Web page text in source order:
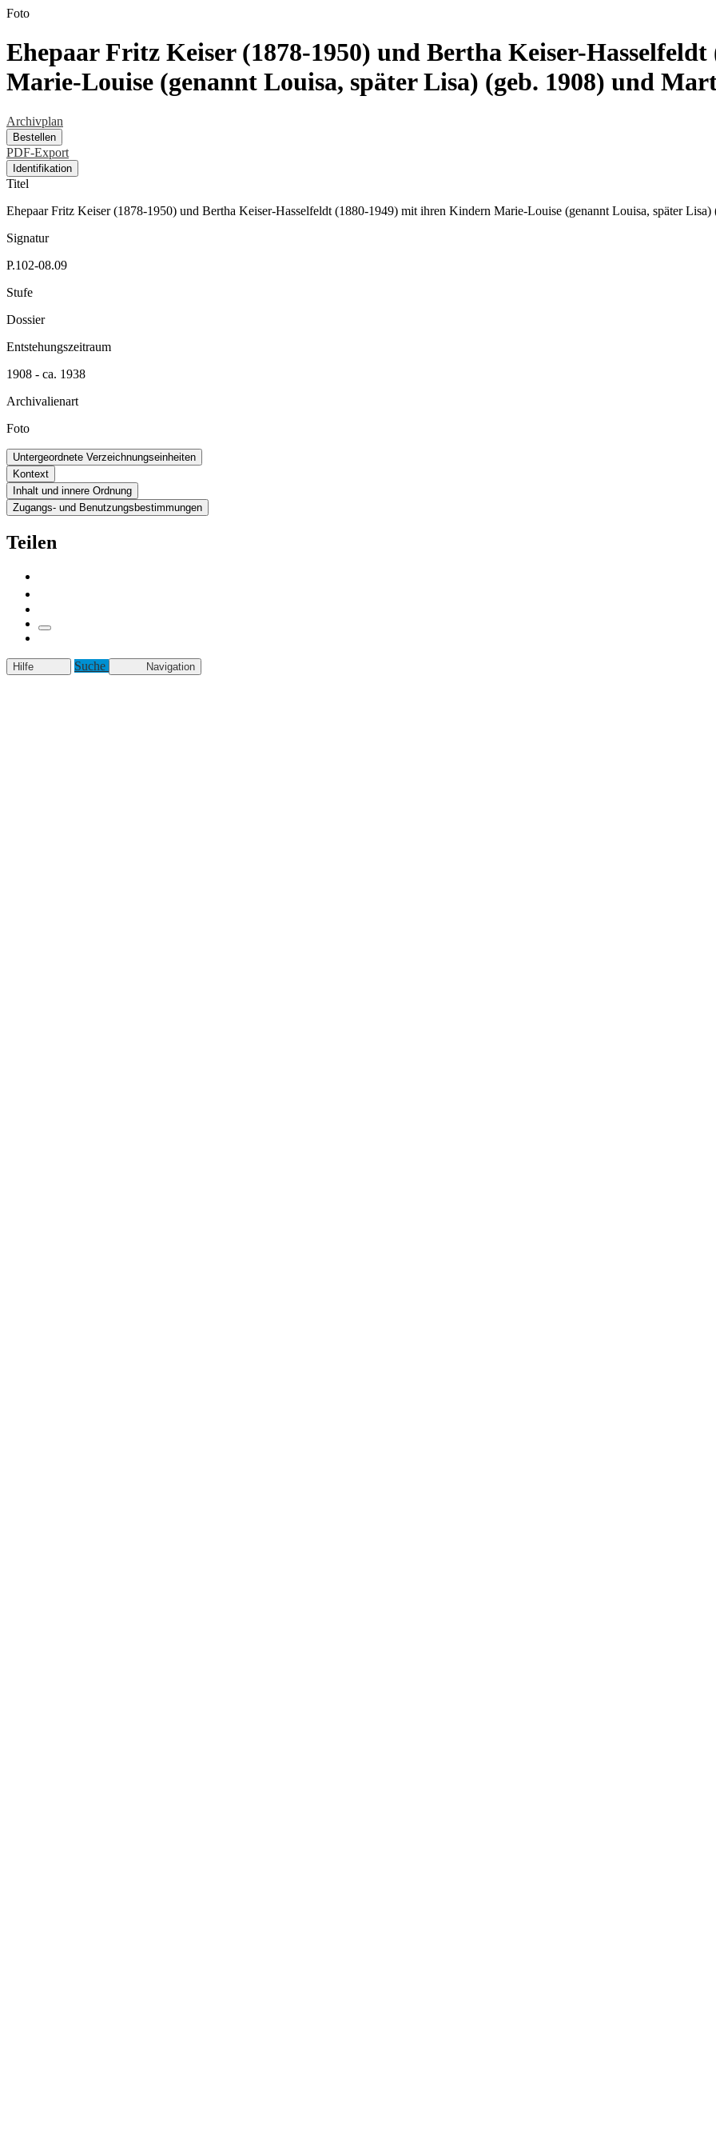
Foto
Ehepaar Fritz Keiser (1878-1950) und Bertha Keiser-
Marie-Louise (genannt Louisa, später Lisa) (geb. 1908) und
Archivplan
Bestellen
PDF-Export
Identifikation
Titel
Ehepaar Fritz Keiser (1878-1950) und Bertha Keiser-Hasselfeldt (1880-1949) mit ihren Kindern Marie-Louise (genannt Louisa, später
Signatur
P.102-08.09
Stufe
Dossier
Entstehungszeitraum
1908 - ca. 1938
Archivalienart
Foto
Untergeordnete Verzeichnungseinheiten
Kontext
Inhalt und innere Ordnung
Zugangs- und Benutzungsbestimmungen
Teilen
Hilfe Suche Navigation